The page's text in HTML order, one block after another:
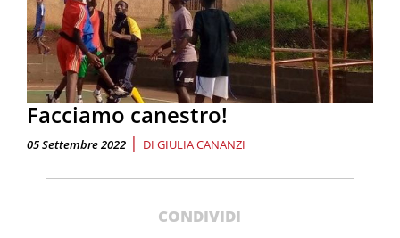
Facciamo canestro!
05 Settembre 2022 | DI GIULIA CANANZI
CONDIVIDI